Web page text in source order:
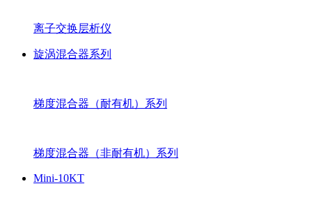
离子交换层析仪
旋涡混合器系列
梯度混合器（耐有机）系列
梯度混合器（非耐有机）系列
Mini-10KT